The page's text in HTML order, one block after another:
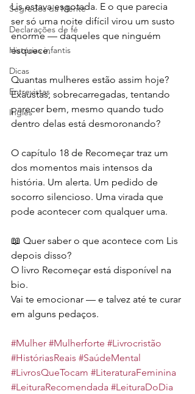
Segredos da Mente
Declarações de fé
Histórias infantis
Dicas
Entrevistas
Inglês
Lis estava esgotada. E o que parecia
ser só uma noite difícil virou um susto
enorme — daqueles que ninguém
esquece.
Quantas mulheres estão assim hoje?
Exaustas, sobrecarregadas, tentando
parecer bem, mesmo quando tudo
dentro delas está desmoronando?
O capítulo 18 de Recomeçar traz um
dos momentos mais intensos da
história. Um alerta. Um pedido de
socorro silencioso. Uma virada que
pode acontecer com qualquer uma.
📖 Quer saber o que acontece com Lis
depois disso?
O livro Recomeçar está disponível na
bio.
Vai te emocionar — e talvez até te curar
em alguns pedaços.
#Mulher #Mulherforte #Livrocristão
#HistóriasReais #SaúdeMental
#LivrosQueTocam #LiteraturaFeminina
#LeituraRecomendada #LeituraDoDia